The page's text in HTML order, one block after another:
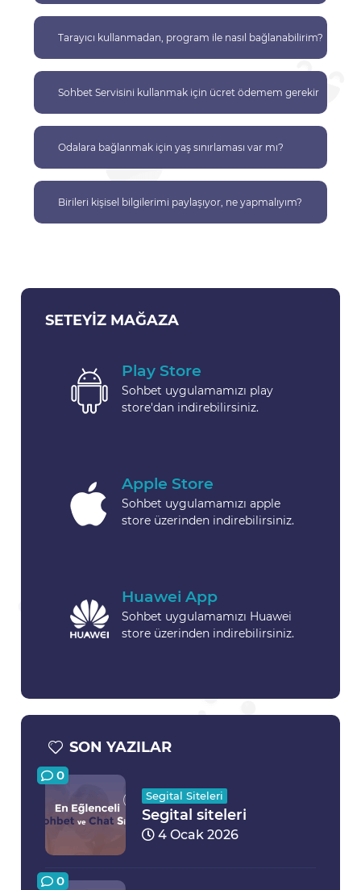
Tarayıcı kullanmadan, program ile nasıl bağlanabilirim?
Sohbet Servisini kullanmak için ücret ödemem gerekir
Odalara bağlanmak için yaş sınırlaması var mı?
Birileri kişisel bilgilerimi paylaşıyor, ne yapmalıyım?
SETEYIZ MAĞAZA
Play Store
Sohbet uygulamamızı play
store'dan indirebilirsiniz.
Apple Store
Sohbet uygulamamızı apple
store üzerinden indirebilirsiniz.
Huawei App
Sohbet uygulamamızı Huawei
store üzerinden indirebilirsiniz.
SON YAZILAR
0
Segital Siteleri
Segital siteleri
4 Ocak 2026
0